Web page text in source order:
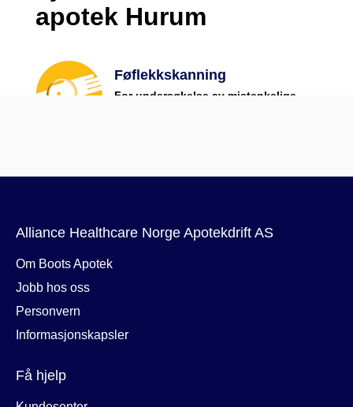
Alliance Healthcare Norge Apotekdrift AS
Om Boots Apotek
Jobb hos oss
Personvern
Informasjonskapsler
Få hjelp